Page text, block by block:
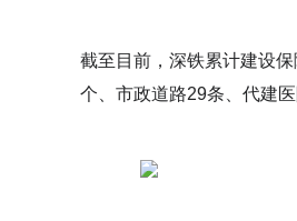
截至目前，深铁累计建设
个、市政道路29条、代建